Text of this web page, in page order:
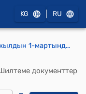
KG RU
КР Өкмөтүнүн 2021-жылдын 1-мартындагы № 67 "Кыргыз Республикасынын Өкмөтүнүн 1998-жылдын 1-июлундагы № 398 "Улуттук коргоо, улуттук коопсуздук, мамлекеттик сырды сактоо, маалыматтык коопсуздук жана табигый кырсыктардын кесепеттерин жоюу менен байланышкан товарларды, жумуштарды жана кызмат көрсөтүүлөрдү сатып алуу тартибин бекитүү жөнүндө" токтомуна өзгөртүүлөрдү киргизүү тууралуу"
документтер